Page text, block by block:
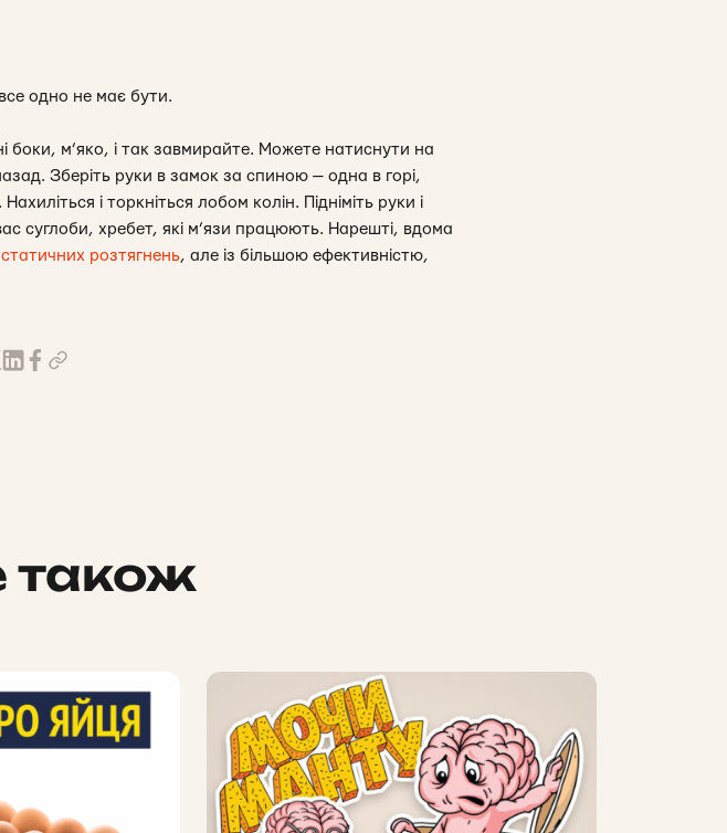
одно не має бути.
боки, м’яко, і так завмирайте. Можете натиснути на
Зберіть руки в замок за спиною — одна в горі,
і торкніться лобом колін. Підніміть руки і
суглоби, хребет, які м’язи працюють. Нарешті, вдома
статичних розтягнень, але із більшою ефективністю,
також